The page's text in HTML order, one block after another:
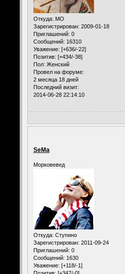
Откуда: МО
Зарегистрирован: 2009-01-18
Приглашений: 0
Сообщений: 16310
Уважение: [+636/-22]
Позитив: [+434/-38]
Пол: Женский
Провел на форуме:
2 месяца 18 дней
Последний визит:
2014-06-28 22:14:10
SeMa
Морковевед
Откуда: Ступино
Зарегистрирован: 2011-09-24
Приглашений: 0
Сообщений: 1630
Уважение: [+118/-1]